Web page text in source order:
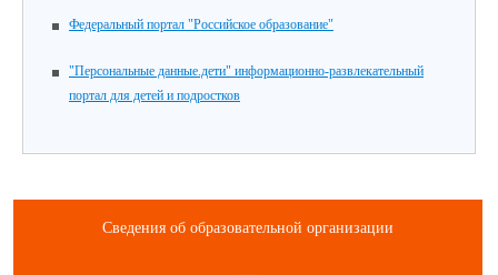
Федеральный портал "Российское образование"
"Персональные данные.дети" информационно-развлекательный
портал для детей и подростков
Сведения об образовательной организации